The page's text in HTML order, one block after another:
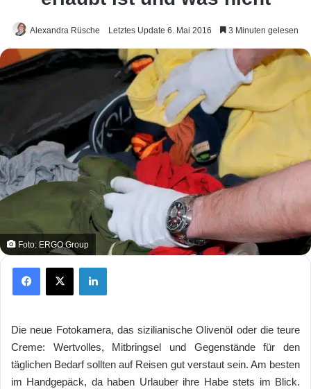
Alexandra Rüsche Letztes Update 6. Mai 2016 3 Minuten gelesen
Foto: ERGO Group
X
Die neue Fotokamera, das sizilianische Olivenöl oder die teure
Creme: Wertvolles, Mitbringsel und Gegenstände für den
täglichen Bedarf sollten auf Reisen gut verstaut sein. Am besten
im Handgepäck, da haben Urlauber ihre Habe stets im Blick.